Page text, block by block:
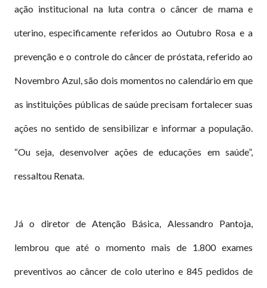
ação institucional na luta contra o câncer de mama e
uterino, especificamente referidos ao Outubro Rosa e a
prevenção e o controle do câncer de próstata, referido ao
Novembro Azul, são dois momentos no calendário em que
as instituições públicas de saúde precisam fortalecer suas
ações no sentido de sensibilizar e informar a população.
“Ou seja, desenvolver ações de educações em saúde”,
ressaltou Renata.
Já o diretor de Atenção Básica, Alessandro Pantoja,
lembrou que até o momento mais de 1.800 exames
preventivos ao câncer de colo uterino e 845 pedidos de